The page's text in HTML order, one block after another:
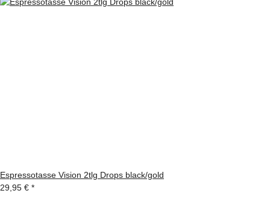
Espressotasse Vision 2tlg Drops black/gold
29,95 € *